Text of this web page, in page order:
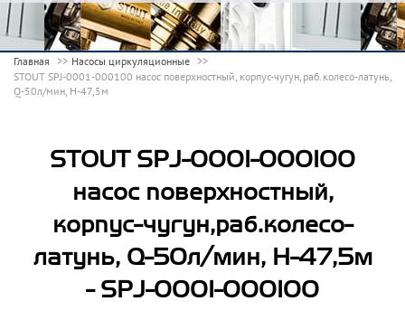
Главная
Насосы циркуляционные
STOUT SPJ-0001-000100 насос поверхностный, корпус-чугун,раб.колесо-латунь,
Q-50л/мин, H-47,5м
STOUT SPJ-0001-000100
насос поверхностный,
корпус-чугун,раб.колесо-
латунь, Q-50л/мин, H-47,5м
- SPJ-0001-000100